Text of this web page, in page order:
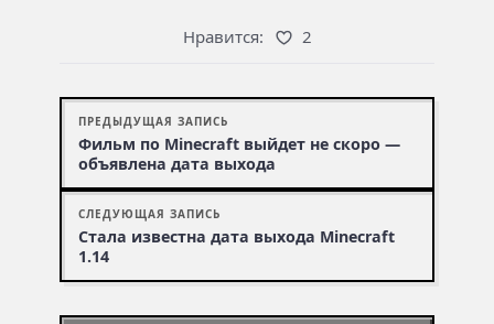
Нравится: 2
ПРЕДЫДУЩАЯ ЗАПИСЬ
Фильм по Minecraft выйдет не скоро —
объявлена дата выхода
СЛЕДУЮЩАЯ ЗАПИСЬ
Стала известна дата выхода Minecraft
1.14